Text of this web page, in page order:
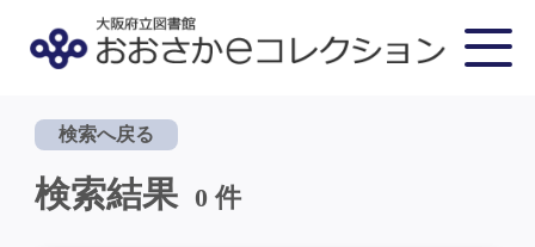
検索へ戻る
検索結果 0 件